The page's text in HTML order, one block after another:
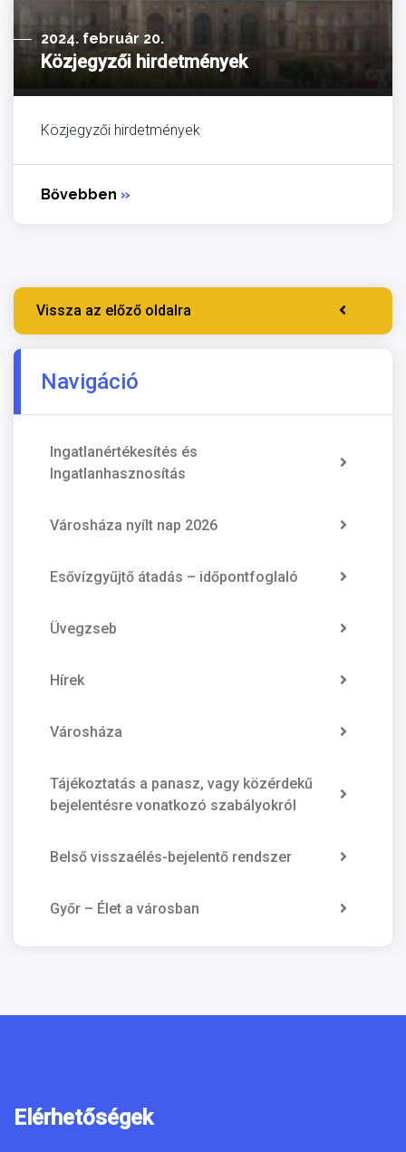
2024. február 20.
Közjegyzői hirdetmények
Közjegyzői hirdetmények
Bővebben »
Vissza az előző oldalra
Navigáció
Ingatlanértékesítés és
Ingatlanhasznosítás
Városháza nyílt nap 2026
Esővízgyűjtő átadás – időpontfoglaló
Üvegzseb
Hírek
Városháza
Tájékoztatás a panasz, vagy közérdekű
bejelentésre vonatkozó szabályokról
Belső visszaélés-bejelentő rendszer
Győr – Élet a városban
Elérhetőségek